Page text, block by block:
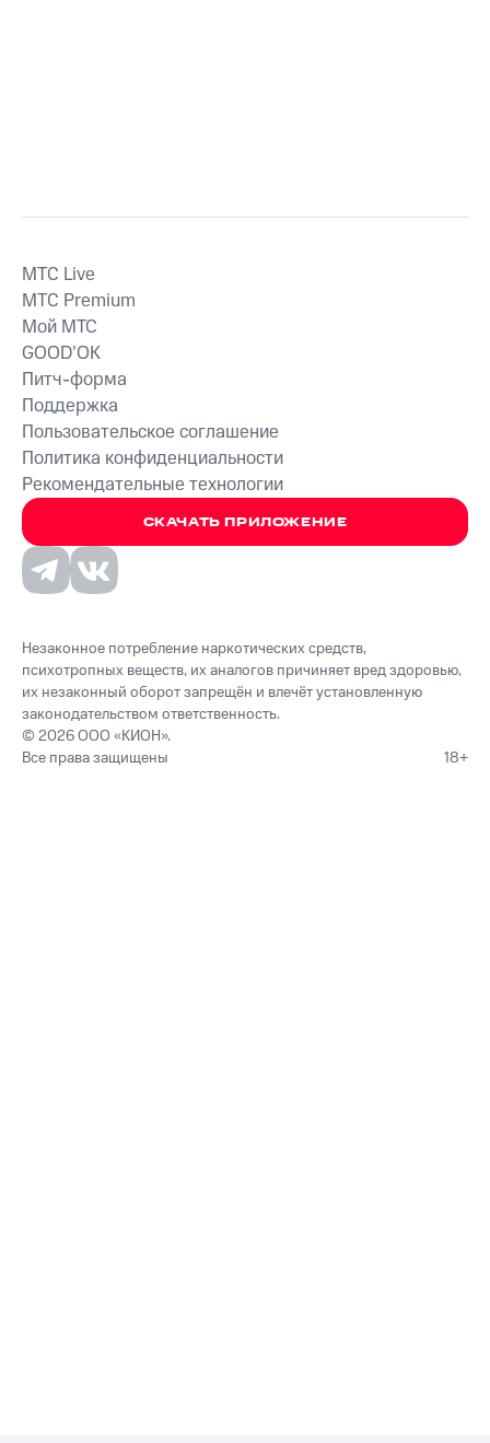
СКАЧАТЬ ПРИЛОЖЕНИЕ
MTС Live
MTС Premium
Мой МТС
GOOD’OK
Питч-форма
Поддержка
Пользовательское соглашение
Политика конфиденциальности
Рекомендательные технологии
Незаконное потребление наркотических средств,
психотропных веществ, их аналогов причиняет вред здоровью,
их незаконный оборот запрещён и влечёт установленную
законодательством ответственность.
© 2026 ООО «КИОН».
Все права защищены
18+